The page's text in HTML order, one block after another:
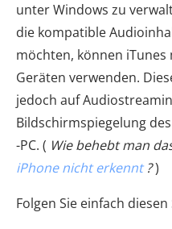
unter Windows zu
die kompatible
möchten, können
Geräten verwenden.
jedoch auf
Bildschirmspiegelung
-PC. ( Wie behebt man
iPhone nicht erkennt?)
Folgen Sie einfach